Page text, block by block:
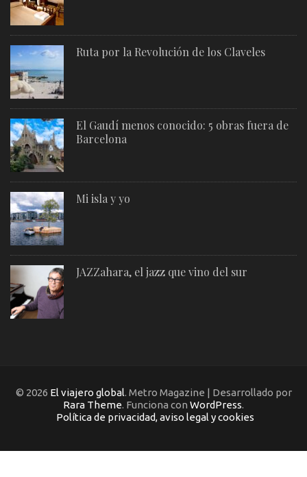
Ruta por la Revolución de los Claveles
El Gaudí menos conocido: 5 obras fuera de
Barcelona
Mi isla y yo
JAZZahara, el jazz que vino del sur
© 2026 El viajero global. Metro Magazine | Desarrollado por
Rara Theme. Funciona con WordPress.
Política de privacidad, aviso legal y cookies